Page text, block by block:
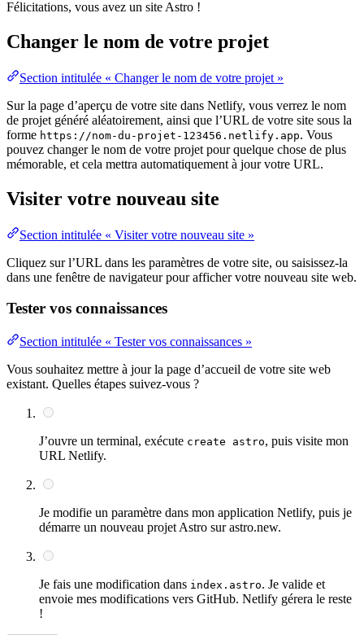
Félicitations, vous avez un site Astro !
Changer le nom de votre projet
Section intitulée « Changer le nom de votre projet »
Sur la page d’aperçu de votre site dans Netlify, vous verrez le nom
de projet généré aléatoirement, ainsi que l’URL de votre site sous la
forme https://nom-du-projet-123456.netlify.app. Vous
pouvez changer le nom de votre projet pour quelque chose de plus
mémorable, et cela mettra automatiquement à jour votre URL.
Visiter votre nouveau site
Section intitulée « Visiter votre nouveau site »
Cliquez sur l’URL dans les paramètres de votre site, ou saisissez-la
dans une fenêtre de navigateur pour afficher votre nouveau site web.
Tester vos connaissances
Section intitulée « Tester vos connaissances »
Vous souhaitez mettre à jour la page d’accueil de votre site web
existant. Quelles étapes suivez-vous ?
J’ouvre un terminal, exécute create astro, puis visite mon
URL Netlify.
Je modifie un paramètre dans mon application Netlify, puis je
démarre un nouveau projet Astro sur astro.new.
Je fais une modification dans index.astro. Je valide et
envoie mes modifications vers GitHub. Netlify gérera le reste
!